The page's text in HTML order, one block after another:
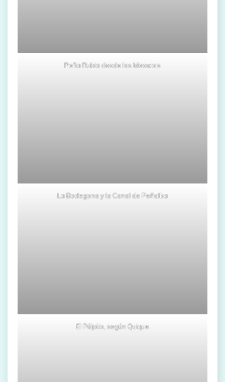
Peña Rubia desde las Mesucas
La Bodegona y la Canal de Peñalba
El Púlpito, según Quique